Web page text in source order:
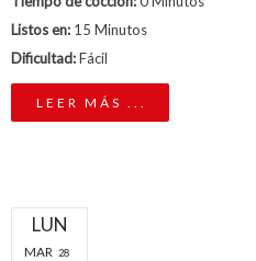
Listos en: 15 Minutos
Dificultad:Fácil
LEER MÁS ...
LUN
MAR 28